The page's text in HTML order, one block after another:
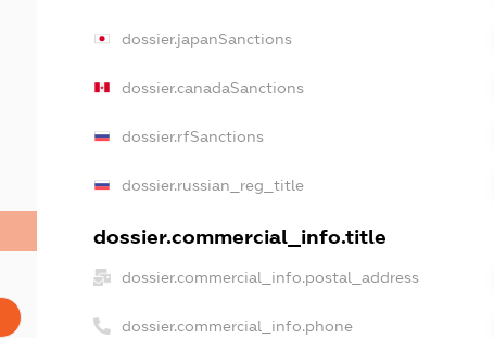
dossier.japanSanctions
dossier.canadaSanctions
dossier.rfSanctions
dossier.russian_reg_title
dossier.commercial_info.title
dossier.commercial_info.postal_address
dossier.commercial_info.phone